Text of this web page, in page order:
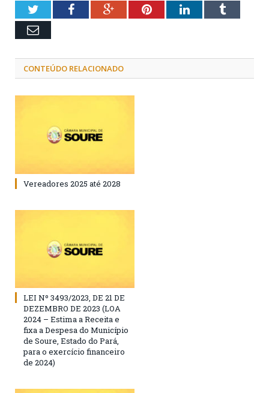
TwitterFacebookGoogle+PinterestLinkedInTumblr
Email
CONTEÚDO RELACIONADO
Vereadores 2025 até 2028
LEI Nº 3493/2023, DE 21 DE
DEZEMBRO DE 2023 (LOA
2024 – Estima a Receita e
fixa a Despesa do Município
de Soure, Estado do Pará,
para o exercício financeiro
de 2024)